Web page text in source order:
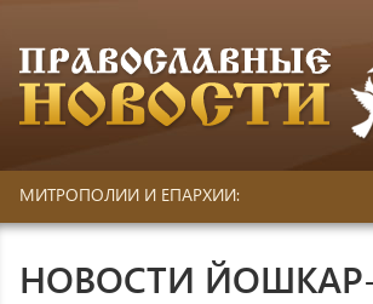
МИТРОПОЛИИ И ЕПАРХИИ:
НОВОСТИ